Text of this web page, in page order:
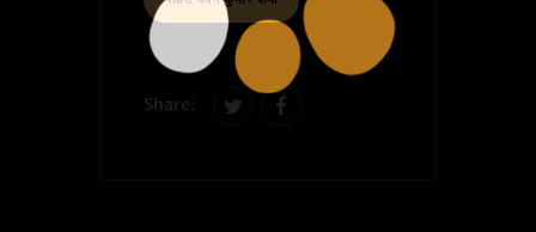
Share: